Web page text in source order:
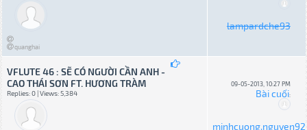
quanghai
lampardche93
VFLUTE 46 : SẼ CÓ NGƯỜI CẦN ANH -
CAO THÁI SƠN FT. HƯƠNG TRÀM
Replies: 0 | Views: 5,384
09-05-2013, 10:27 PM
Bài cuối:
minhcuong.nguyen92